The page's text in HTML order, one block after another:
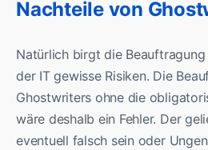
Nachteile von
Natürlich birgt die
der IT gewisse Risiken. Die
Ghostwriters ohne die
wäre deshalb ein Fehler. Der
eventuell falsch sein oder